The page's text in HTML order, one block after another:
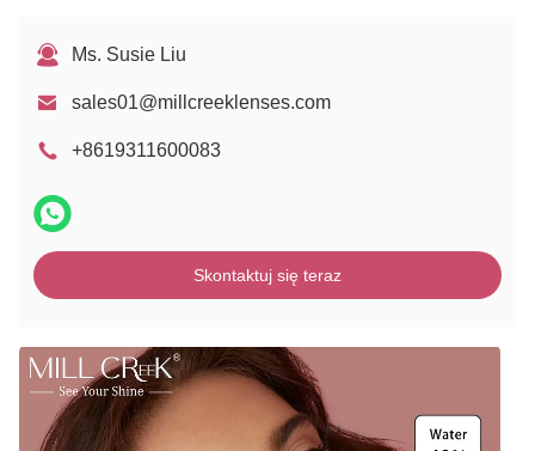
Ms. Susie Liu
sales01@millcreeklenses.com
+8619311600083
Skontaktuj się teraz